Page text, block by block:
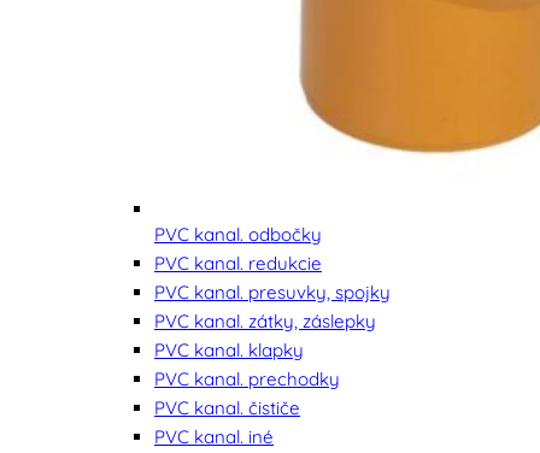
PVC kanal. odbočky
PVC kanal. redukcie
PVC kanal. presuvky, spojky
PVC kanal. zátky, záslepky
PVC kanal. klapky
PVC kanal. prechodky
PVC kanal. čističe
PVC kanal. iné